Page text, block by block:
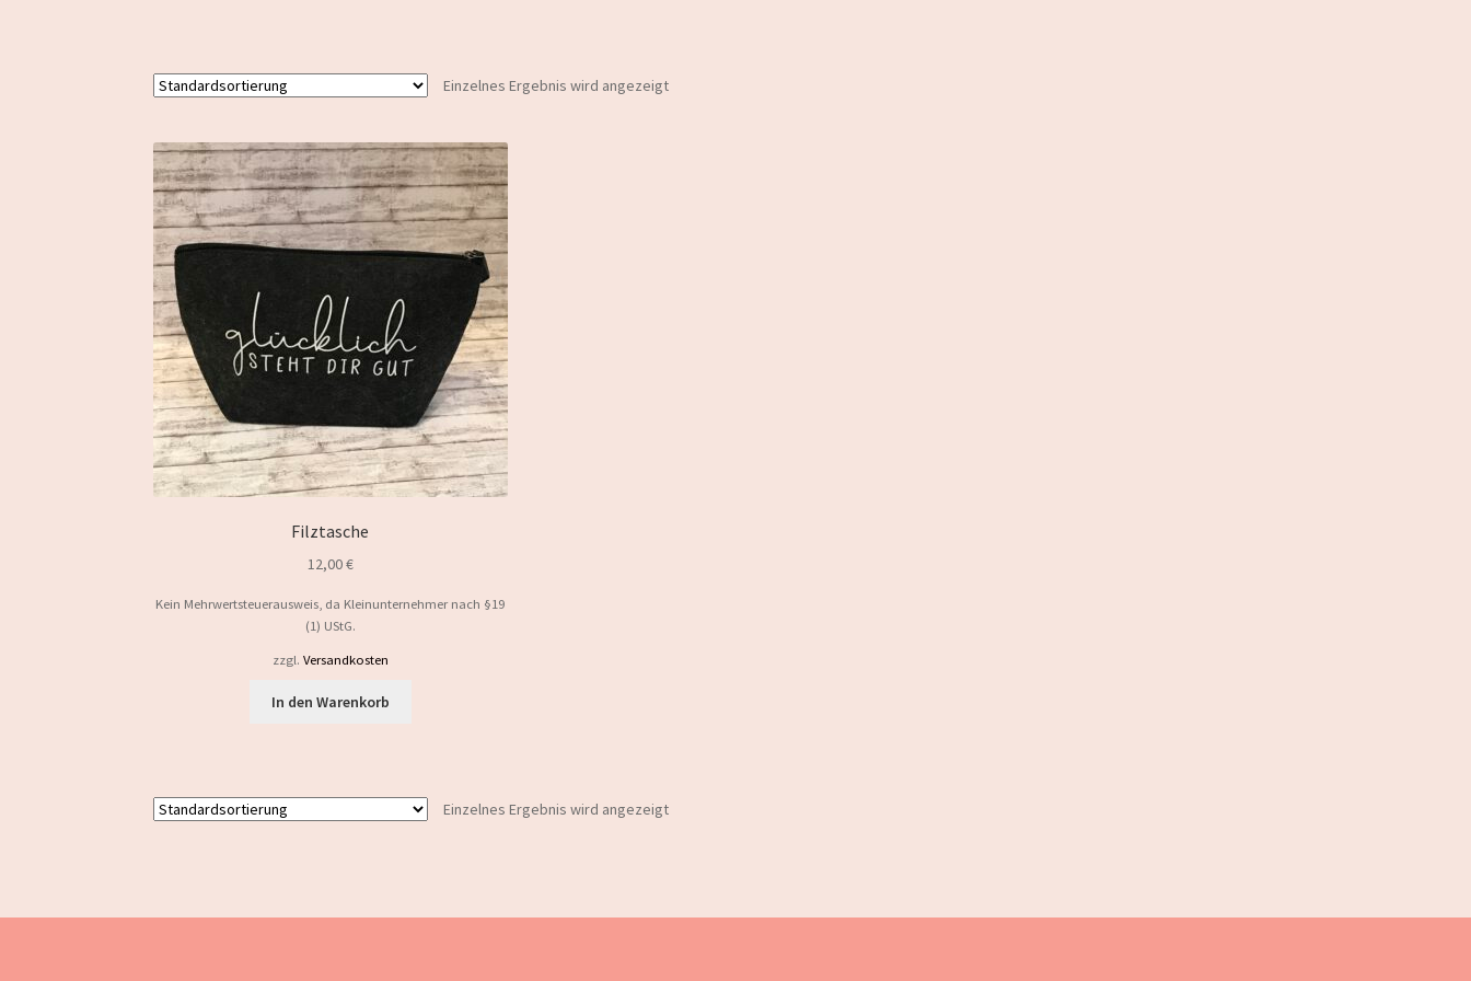
Einzelnes Ergebnis wird angezeigt
Filztasche
12,00€
Kein Mehrwertsteuerausweis, da Kleinunternehmer nach §19
(1) UStG.
zzgl. Versandkosten
In den Warenkorb
Einzelnes Ergebnis wird angezeigt